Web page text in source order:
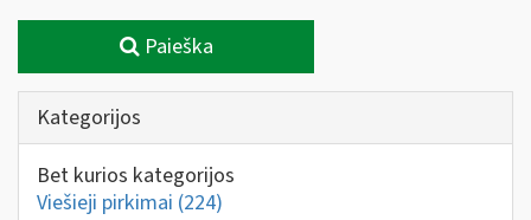
Paieška
Kategorijos
Bet kurios kategorijos
Viešieji pirkimai (224)